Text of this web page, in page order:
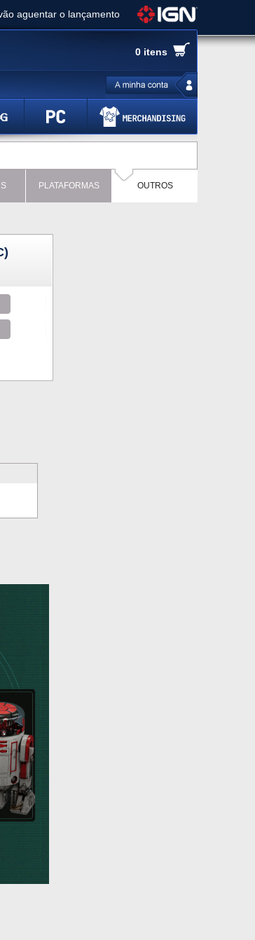
aguentar o lançamento
receber novo conteúdo
Ghost of Yotei - Análise
Snake Eater - Análise
para o Fallout Day
0 itens
PLATAFORMAS OUTROS